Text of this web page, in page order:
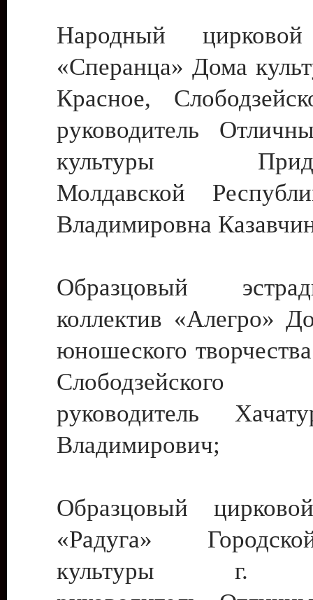
Народный цирковой
«Сперанца» Дома
Красное,
руководитель
культуры
Молдавской
Владимировна
Образцовый
коллектив «Алегро»
юношеского
руководитель
Владимирович;
Образцовый
«Радуга»
культуры г.